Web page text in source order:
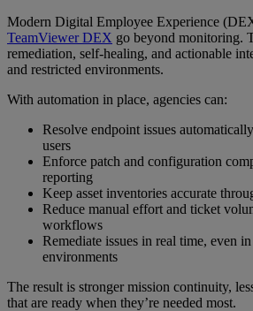
Modern Digital Employee Experience
TeamViewer DEX go beyond monitoring.
remediation, self-healing, and actionable
and restricted environments.
With automation in place, agencies can:
Resolve endpoint issues
users
Enforce patch and configuration
reporting
Keep asset inventories accurate
Reduce manual effort and ticket
workflows
Remediate issues in real time, even
environments
The result is stronger mission continuity,
that are ready when they’re needed most.